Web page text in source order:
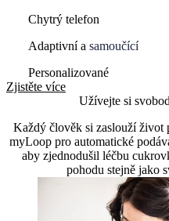
Chytrý telefon
Adaptivní a samoučící
Personalizované
Zjistěte více
Užívejte si
Každý člověk si zaslouží život
myLoop pro automatické
aby zjednodušil léčbu
pohodu stejně jako